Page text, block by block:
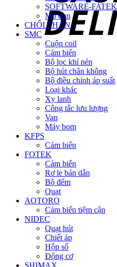
SOFTWARE-FATEK
Mô đun
CHỔI THAN
SMC
Cuộn coil
Cảm biến
Bộ lọc khí nén
Bộ hút chân không
Bộ điều chỉnh áp suất
Loại khác
Xy lanh
Công tắc lưu lượng
Van
Máy bom
KFPS
Cảm biến
FOTEK
Cảm biến
Rơ le bán dẫn
Bộ đếm
Quạt
AOTORO
Cảm biến tiệm cận
NIDEC
Quạt hút
Chiết áp
Hộp số
Động cơ
SHIMAX